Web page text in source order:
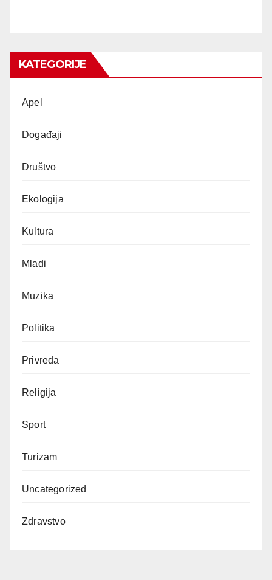
KATEGORIJE
Apel
Događaji
Društvo
Ekologija
Kultura
Mladi
Muzika
Politika
Privreda
Religija
Sport
Turizam
Uncategorized
Zdravstvo